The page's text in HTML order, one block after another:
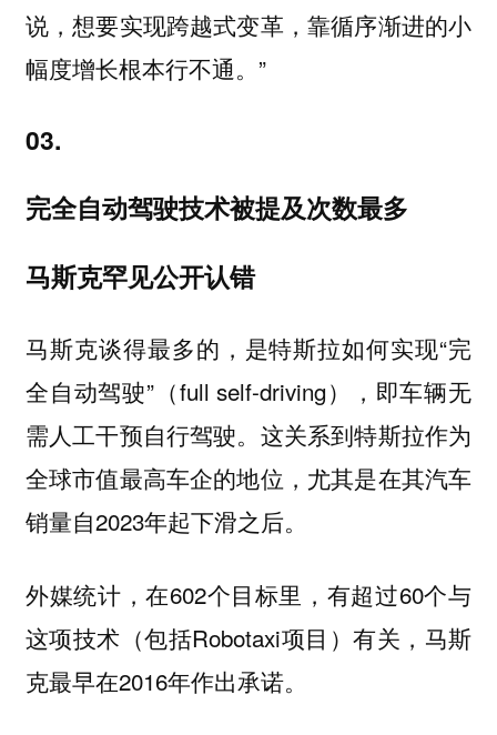
说，想要实现跨越式变革，靠循序渐进的小
幅度增长根本行不通。”
03.
完全自动驾驶技术被提及次数最多
马斯克罕见公开认错
马斯克谈得最多的，是特斯拉如何实现“完
全自动驾驶”（full self-driving），即车辆无
需人工干预自行驾驶。这关系到特斯拉作为
全球市值最高车企的地位，尤其是在其汽车
销量自2023年起下滑之后。
外媒统计，在602个目标里，有超过60个与
这项技术（包括Robotaxi项目）有关，马斯
克最早在2016年作出承诺。